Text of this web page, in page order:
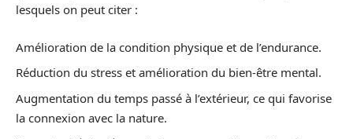
lesquels on peut citer :
Amélioration de la condition physique et de l’endurance.
Réduction du stress et amélioration du bien-être mental.
Augmentation du temps passé à l’extérieur, ce qui favorise
la connexion avec la nature.